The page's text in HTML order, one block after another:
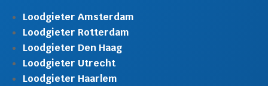
Loodgieter Amsterdam
Loodgieter Rotterdam
Loodgieter Den Haag
Loodgieter Utrecht
Loodgieter Haarlem